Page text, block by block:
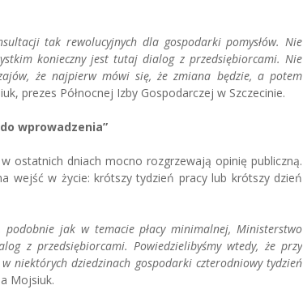
tak rewolucyjnych dla gospodarki pomysłów. Nie
konieczny jest tutaj dialog z przedsiębiorcami. Nie
że najpierw mówi się, że zmiana będzie, a potem
prezes Północnej Izby Gospodarczej w Szczecinie.
wprowadzenia”
ostatnich dniach mocno rozgrzewają opinię publiczną.
wejść w życie: krótszy tydzień pracy lub krótszy dzień
jak w temacie płacy minimalnej, Ministerstwo
z przedsiębiorcami. Powiedzielibyśmy wtedy, że przy
niektórych dziedzinach gospodarki czterodniowy tydzień
Mojsiuk.